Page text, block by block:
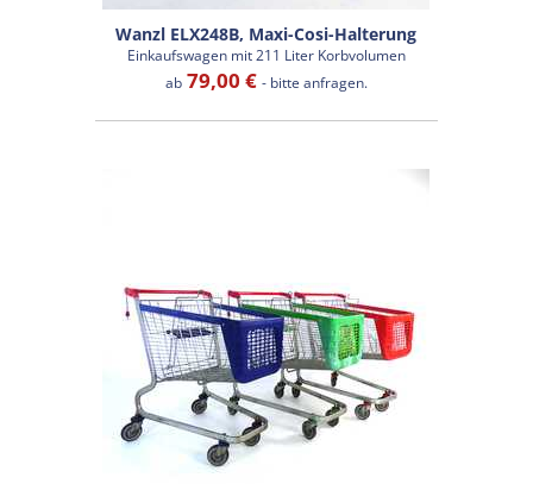
Wanzl ELX248B, Maxi-Cosi-Halterung
Einkaufswagen mit 211 Liter Korbvolumen
ab79,00 € - bitte anfragen.